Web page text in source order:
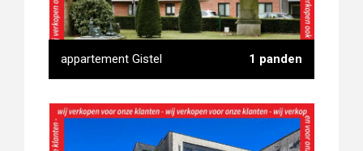
appartement Gistel 1 panden